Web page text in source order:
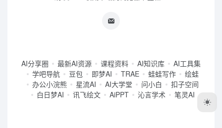
AI分享圈 最新AI资源 课程资料 AI知识库
AI工具集
学吧导航
豆包 即梦AI TRAE 蛙蛙写作
绘蛙
办公小浣熊
星流AI AI大学堂 问小白
扣子空间
白日梦AI
讯飞绘文 AiPPT 沁言学术 笔灵AI